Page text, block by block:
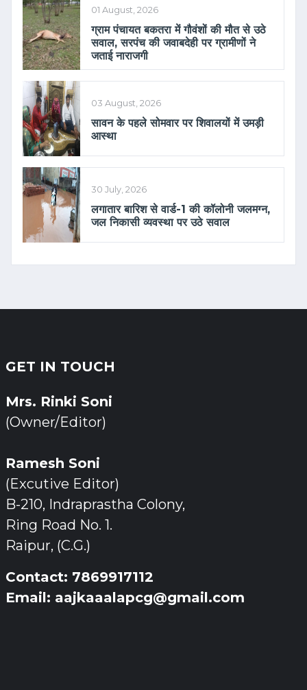
01 August, 2026
ग्राम पंचायत बकतरा में गौवंशों की मौत से उठे
सवाल, सरपंच की जवाबदेही पर ग्रामीणों ने
जताई नाराजगी
03 August, 2026
सावन के पहले सोमवार पर शिवालयों में उमड़ी
आस्था
30 July, 2026
लगातार बारिश से वार्ड-1 की कॉलोनी जलमग्न,
जल निकासी व्यवस्था पर उठे सवाल
GET IN TOUCH
Mrs. Rinki Soni
(Owner/Editor)
Ramesh Soni
(Excutive Editor)
B-210, Indraprastha Colony,
Ring Road No. 1.
Raipur, (C.G.)
Contact: 7869917112
Email: aajkaaalapcg@gmail.com